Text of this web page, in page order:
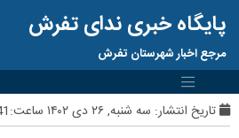
پایگاه خبری ندای تفرش
مرجع اخبار شهرستان تفرش
تاریخ انتشار: سه شنبه, ۲۶ دی ۱۴۰۲ ساعت:8:41